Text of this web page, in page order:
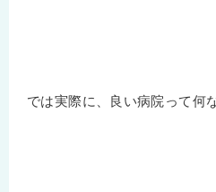
では実際に、良い病院って何